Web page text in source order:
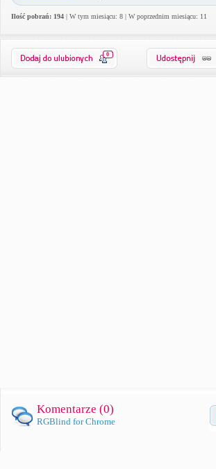
Ilość pobrań: 194 | W tym miesiącu: 8 | W poprzednim miesiącu: 11
0
Komentarze (0)
RGBlind for Chrome